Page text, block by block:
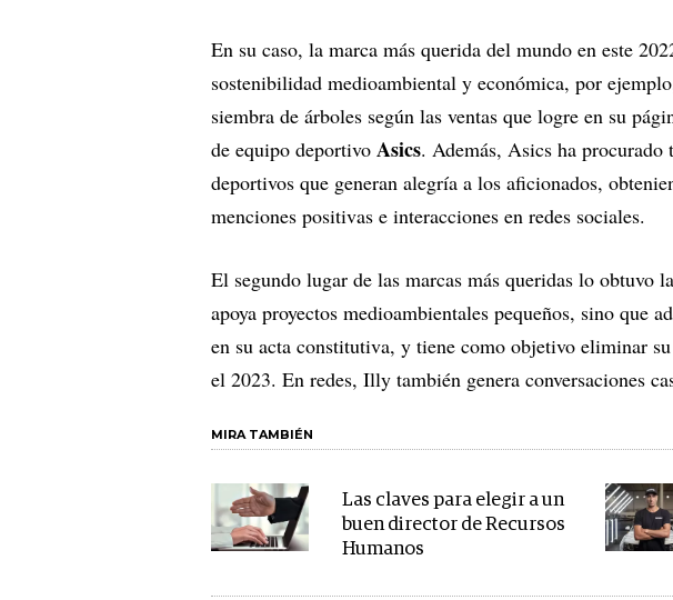
En su caso, la marca más querida del mundo en este
sostenibilidad medioambiental y económica, por
siembra de árboles según las ventas que logre en su
de equipo deportivo Asics. Además, Asics ha procurado
deportivos que generan alegría a los aficionados,
menciones positivas e interacciones en redes sociales.
El segundo lugar de las marcas más queridas lo obtuvo
apoya proyectos medioambientales pequeños, sino que
en su acta constitutiva, y tiene como objetivo eliminar
el 2023. En redes, Illy también genera conversaciones
MIRA TAMBIÉN
Las claves para elegir a un
buen director de Recursos
Humanos